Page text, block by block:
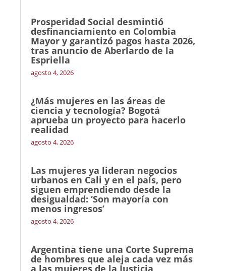
Prosperidad Social desmintió
desfinanciamiento en Colombia
Mayor y garantizó pagos hasta 2026,
tras anuncio de Aberlardo de la
Espriella
agosto 4, 2026
¿Más mujeres en las áreas de
ciencia y tecnología? Bogotá
aprueba un proyecto para hacerlo
realidad
agosto 4, 2026
Las mujeres ya lideran negocios
urbanos en Cali y en el país, pero
siguen emprendiendo desde la
desigualdad: ‘Son mayoría con
menos ingresos’
agosto 4, 2026
Argentina tiene una Corte Suprema
de hombres que aleja cada vez más
a las mujeres de la Justicia